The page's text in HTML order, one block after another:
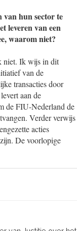
van hun sector te
leveren van een
waarom niet?
niet. Ik wijs in dit
van de
transacties door
aan de
de FIU-Nederland de
Verder verwijs
acties
De voorlopige